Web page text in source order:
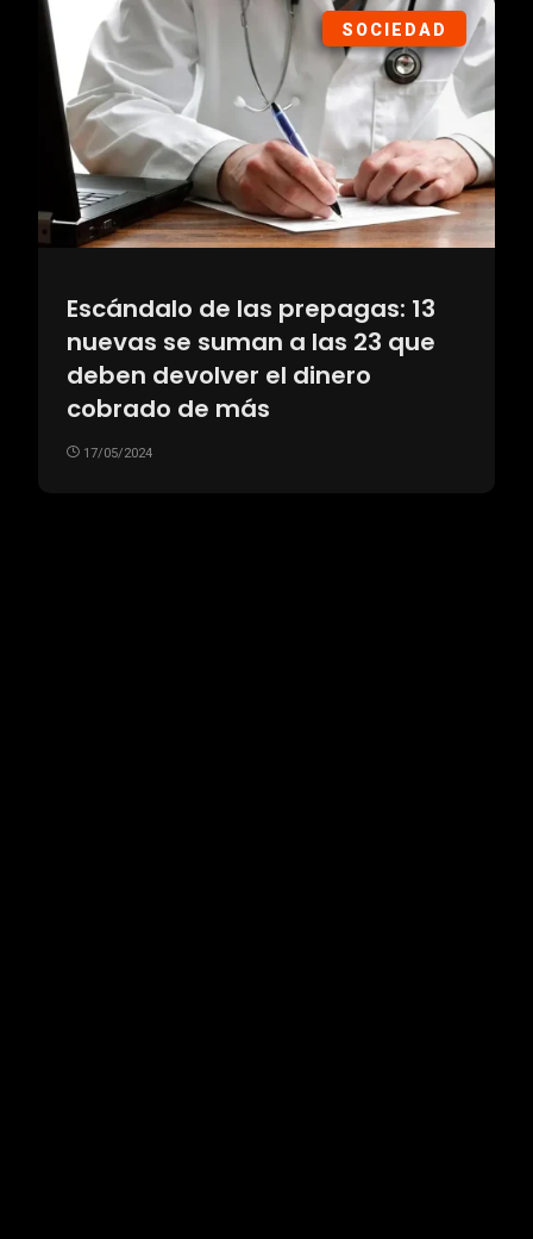
SOCIEDAD
Escándalo de las prepagas: 13
nuevas se suman a las 23 que
deben devolver el dinero
cobrado de más
17/05/2024